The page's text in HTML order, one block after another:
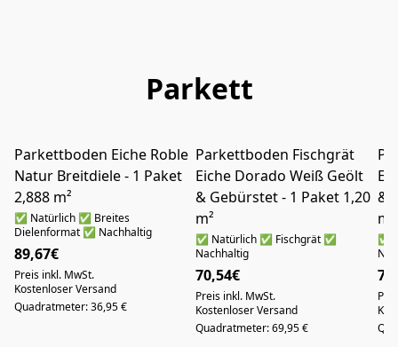
Parkett
NUR ABHOLUNG IN AUGSBURG
Parkettboden Eiche Roble
Natur Breitdiele - 1 Paket
2,888 m²
✅ Natürlich ✅ Breites
Dielenformat ✅ Nachhaltig
89,67€
Preis inkl. MwSt.
Kostenloser Versand
Quadratmeter: 36,95 €
NUR ABHOLUNG IN AUGSBURG
Parkettboden Fischgrät
Eiche Dorado Weiß Geölt
& Gebürstet - 1 Paket 1,20
m²
✅ Natürlich ✅ Fischgrät ✅
Nachhaltig
70,54€
Preis inkl. MwSt.
Kostenloser Versand
Quadratmeter: 69,95 €
&
m²
✅